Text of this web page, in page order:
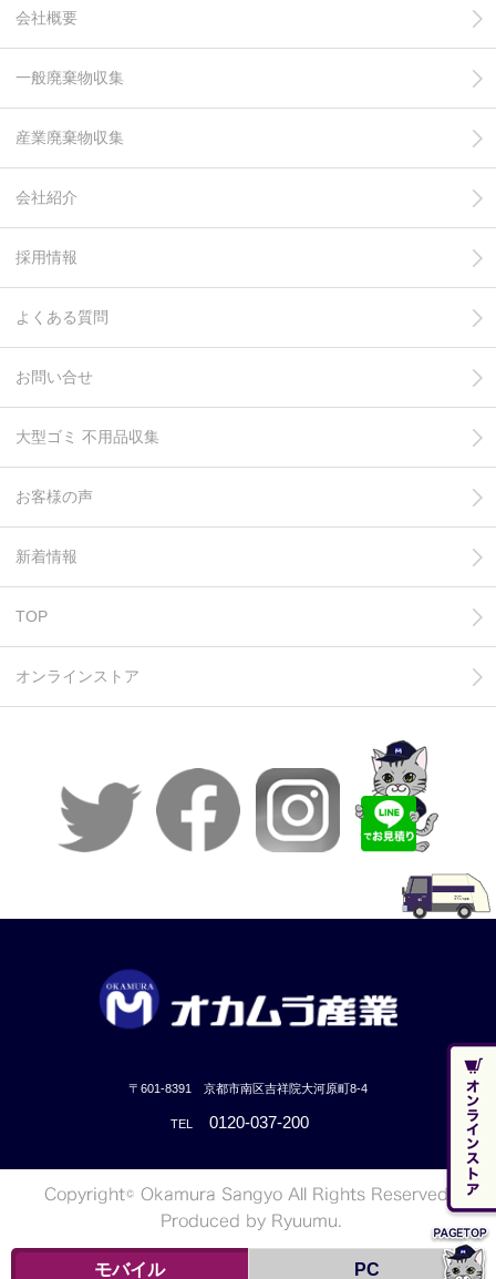
会社概要
一般廃棄物収集
産業廃棄物収集
会社紹介
採用情報
よくある質問
お問い合せ
大型ゴミ 不用品収集
お客様の声
新着情報
TOP
オンラインストア
〒601-8391 京都市南区吉祥院大河原町8-4
TEL 0120-037-200
モバイル PC